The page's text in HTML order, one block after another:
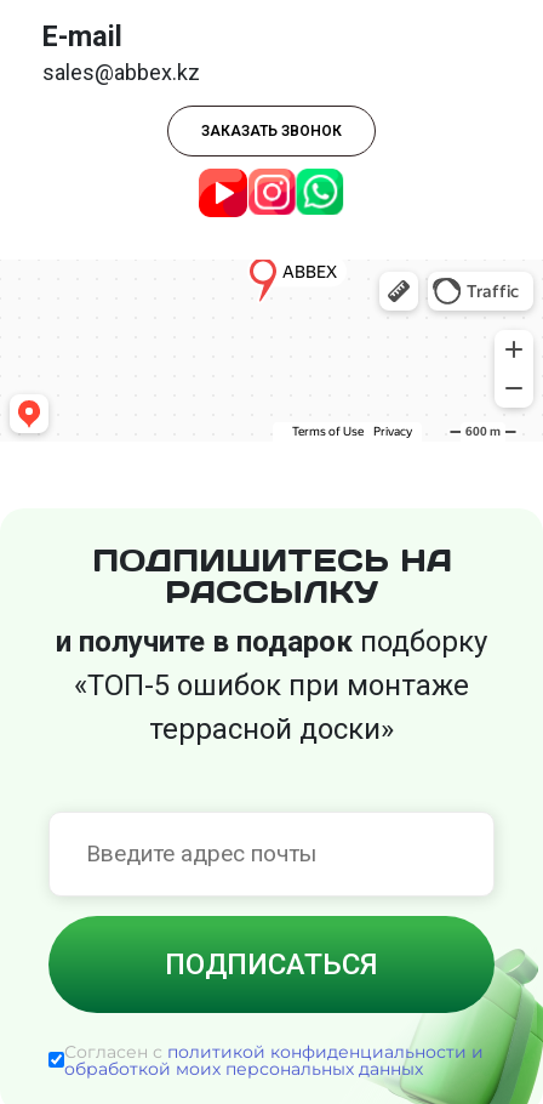
E-mail
sales@abbex.kz
ЗАКАЗАТЬ ЗВОНОК
ПОДПИШИТЕСЬ НА
РАССЫЛКУ
и получите в подарок подборку
«ТОП-5 ошибок при монтаже
террасной доски»
Согласен с политикой конфиденциальности и
обработкой моих персональных данных